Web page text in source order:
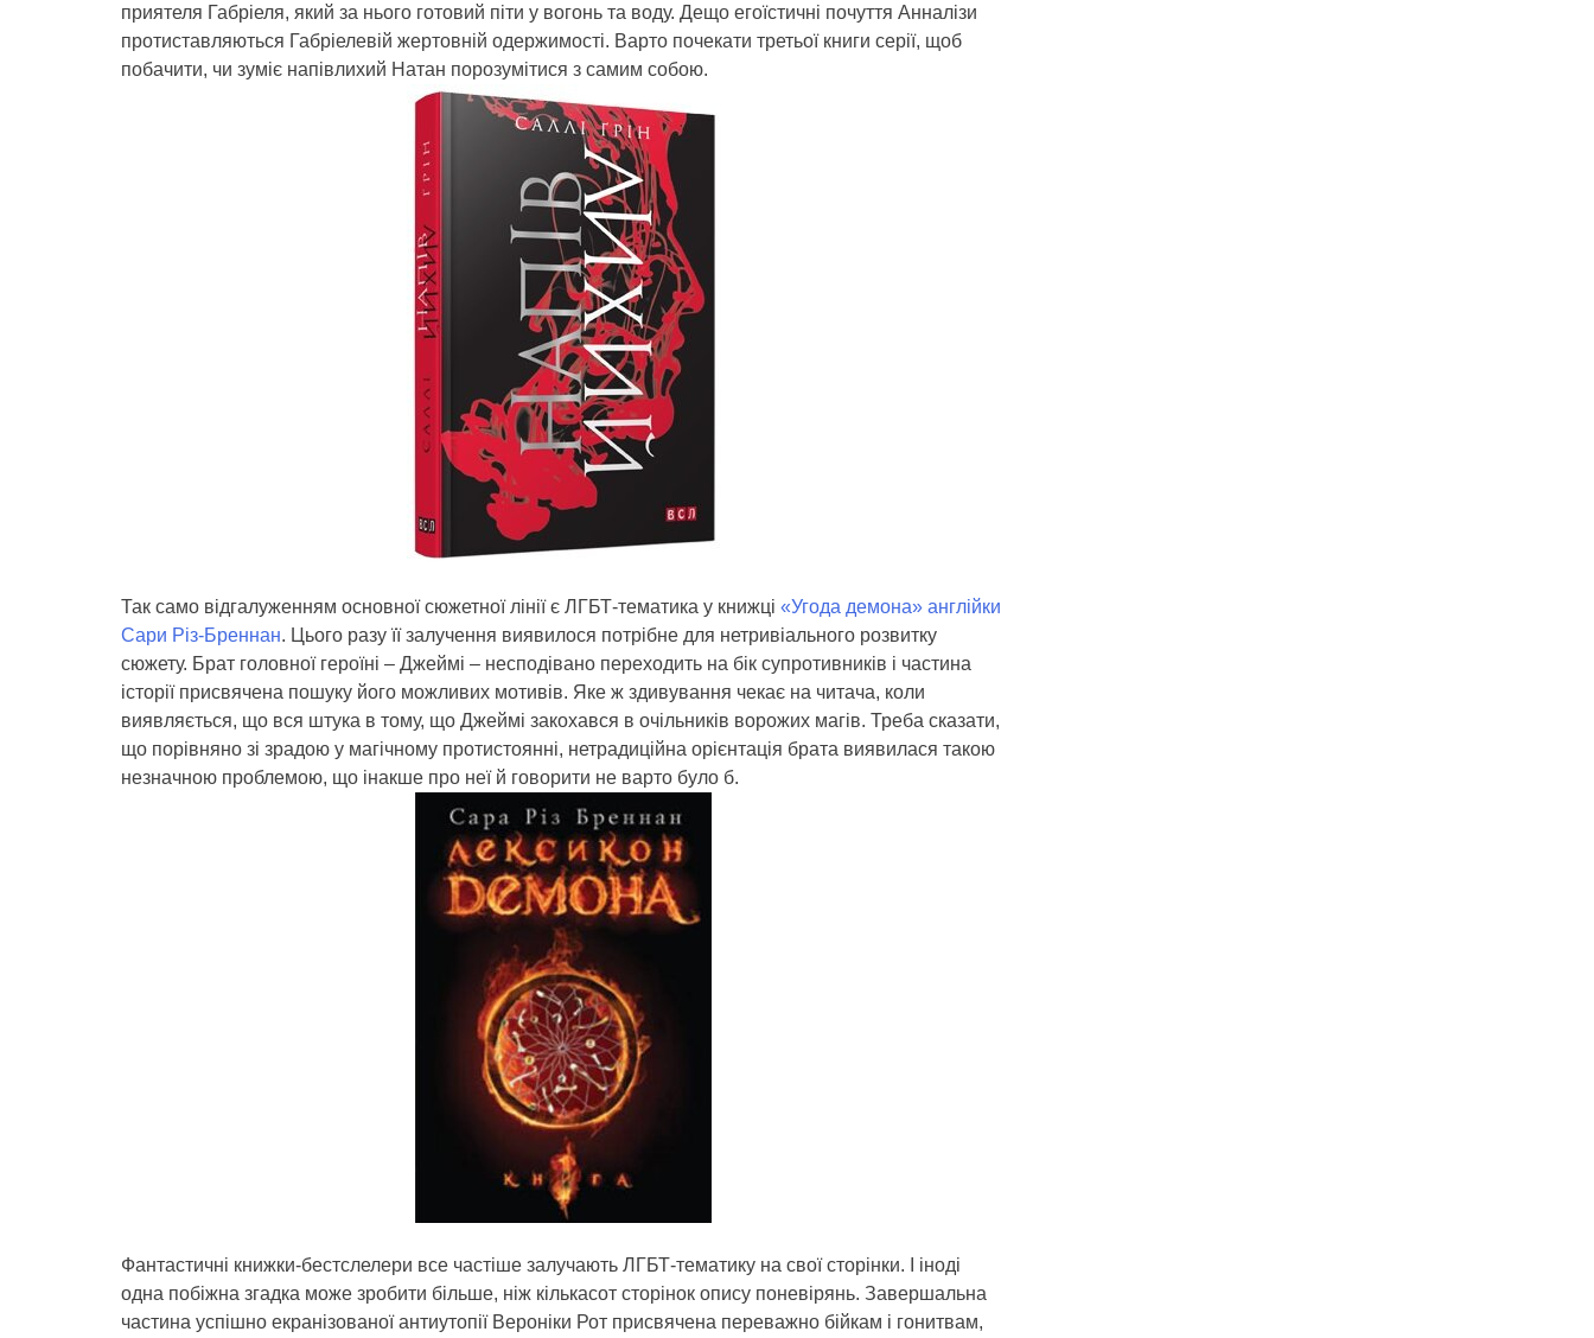
приятеля Габріеля, який за нього готовий піти у вогонь та воду. Дещо егоїстичні почуття Анналізи
протиставляються Габріелевій жертовній одержимості. Варто почекати третьої книги серії, щоб
побачити, чи зуміє напівлихий Натан порозумітися з самим собою.
Так само відгалуженням основної сюжетної лінії є ЛГБТ-тематика у книжці «Угода демона» англійки
Сари Різ-Бреннан. Цього разу її залучення виявилося потрібне для нетривіального розвитку
сюжету. Брат головної героїні – Джеймі – несподівано переходить на бік супротивників і частина
історії присвячена пошуку його можливих мотивів. Яке ж здивування чекає на читача, коли
виявляється, що вся штука в тому, що Джеймі закохався в очільників ворожих магів. Треба сказати,
що порівняно зі зрадою у магічному протистоянні, нетрадиційна орієнтація брата виявилася такою
незначною проблемою, що інакше про неї й говорити не варто було б.
Фантастичні книжки-бестслелери все частіше залучають ЛГБТ-тематику на свої сторінки. І іноді
одна побіжна згадка може зробити більше, ніж кількасот сторінок опису поневірянь. Завершальна
частина успішно екранізованої антиутопії Вероніки Рот присвячена переважно бійкам і гонитвам,